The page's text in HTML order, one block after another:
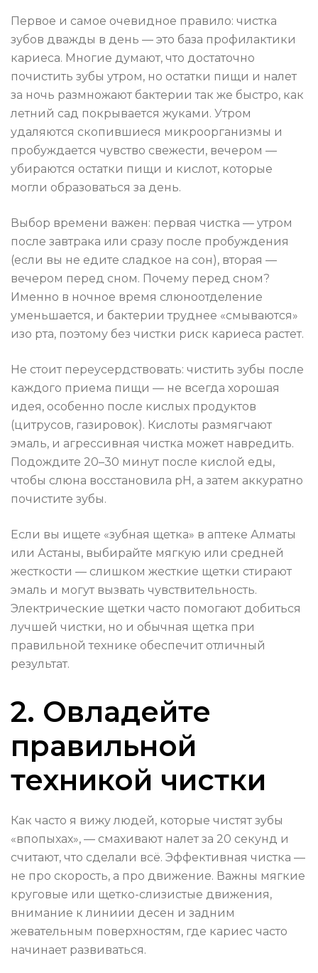
Первое и самое очевидное правило: чистка
зубов дважды в день — это база профилактики
кариеса. Многие думают, что достаточно
почистить зубы утром, но остатки пищи и налет
за ночь размножают бактерии так же быстро, как
летний сад покрывается жуками. Утром
удаляются скопившиеся микроорганизмы и
пробуждается чувство свежести, вечером —
убираются остатки пищи и кислот, которые
могли образоваться за день.
Выбор времени важен: первая чистка — утром
после завтрака или сразу после пробуждения
(если вы не едите сладкое на сон), вторая —
вечером перед сном. Почему перед сном?
Именно в ночное время слюноотделение
уменьшается, и бактерии труднее «смываются»
изо рта, поэтому без чистки риск кариеса растет.
Не стоит переусердствовать: чистить зубы после
каждого приема пищи — не всегда хорошая
идея, особенно после кислых продуктов
(цитрусов, газировок). Кислоты размягчают
эмаль, и агрессивная чистка может навредить.
Подождите 20–30 минут после кислой еды,
чтобы слюна восстановила pH, а затем аккуратно
почистите зубы.
Если вы ищете «зубная щетка» в аптеке Алматы
или Астаны, выбирайте мягкую или средней
жесткости — слишком жесткие щетки стирают
эмаль и могут вызвать чувствительность.
Электрические щетки часто помогают добиться
лучшей чистки, но и обычная щетка при
правильной технике обеспечит отличный
результат.
2. Овладейте
правильной
техникой чистки
Как часто я вижу людей, которые чистят зубы
«впопыхах», — смахивают налет за 20 секунд и
считают, что сделали всё. Эффективная чистка —
не про скорость, а про движение. Важны мягкие
круговые или щетко-слизистые движения,
внимание к линиии десен и задним
жевательным поверхностям, где кариес часто
начинает развиваться.